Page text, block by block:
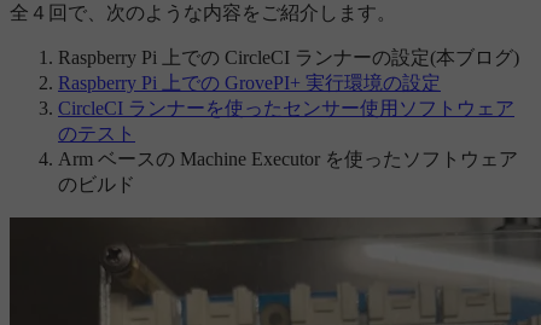
全４回で、次のような内容をご紹介します。
Raspberry Pi 上での CircleCI ランナーの設定(本ブログ)
Raspberry Pi 上での GrovePI+ 実行環境の設定
CircleCI ランナーを使ったセンサー使用ソフトウェア
のテスト
Arm ベースの Machine Executor を使ったソフトウェア
のビルド